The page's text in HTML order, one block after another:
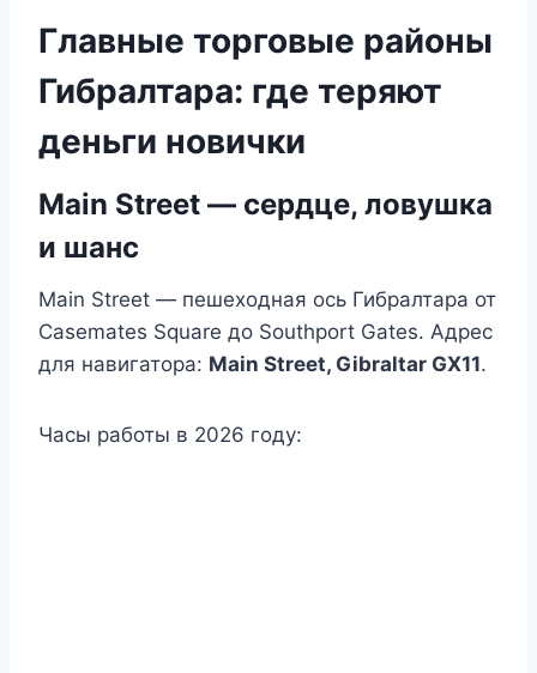
Главные торговые районы
Гибралтара: где теряют
деньги новички
Main Street — сердце, ловушка
и шанс
Main Street — пешеходная ось Гибралтара от
Casemates Square до Southport Gates. Адрес
для навигатора: Main Street, Gibraltar GX11.
Часы работы в 2026 году: